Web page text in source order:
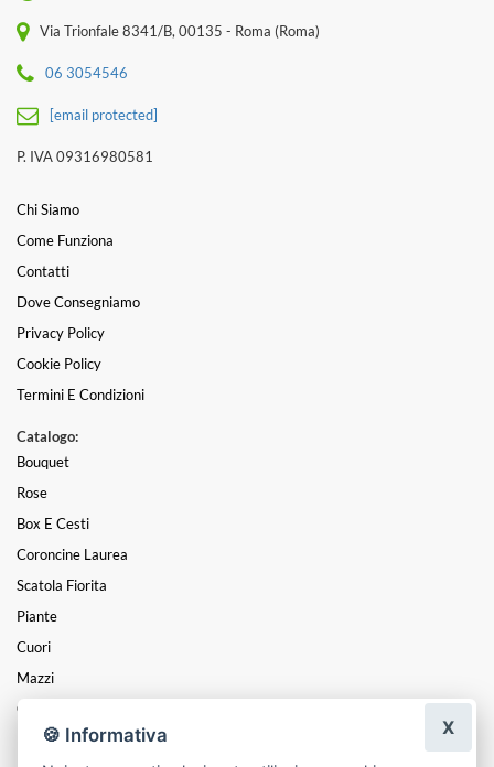
Via Trionfale 8341/B, 00135 - Roma (Roma)
06 3054546
[email protected]
P. IVA 09316980581
Chi Siamo
Come Funziona
Contatti
Dove Consegniamo
Privacy Policy
Cookie Policy
Termini E Condizioni
Catalogo:
Bouquet
Rose
Box E Cesti
Coroncine Laurea
Scatola Fiorita
Piante
Cuori
Mazzi
Composizioni
LAUREA
🍪 Informativa X